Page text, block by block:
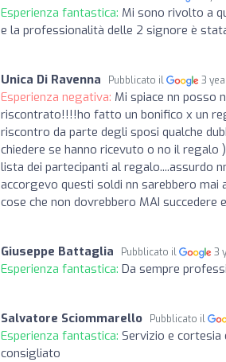
Esperienza fantastica: Mi sono rivolto a
e la professionalità delle 2 signore è
Unica Di Ravenna Pubblicato il 3
Esperienza negativa: Mi spiace nn posso
riscontrato!!!!ho fatto un bonifico x un
riscontro da parte degli sposi qualche
chiedere se hanno ricevuto o no il
lista dei partecipanti al regalo....assurdo
accorgevo questi soldi nn sarebbero mai
cose che non dovrebbero MAI succedere
Giuseppe Battaglia Pubblicato il 3
Esperienza fantastica: Da sempre
Salvatore Sciommarello Pubblicato il
Esperienza fantastica: Servizio e cortesia
consigliato